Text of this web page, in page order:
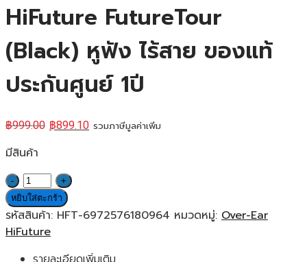
HiFuture FutureTour
(Black) หูฟัง ไร้สาย ของแท้
ประกันศูนย์ 1ปี
฿999.00 ฿899.10 รวมภาษีมูลค่าเพิ่ม
มีสินค้า
จำนวน
HiFuture
FutureTour
(Black)
หยิบใส่ตะกร้า
รหัสสินค้า: HFT-6972576180964 หมวดหมู่: Over-Ear
HiFuture